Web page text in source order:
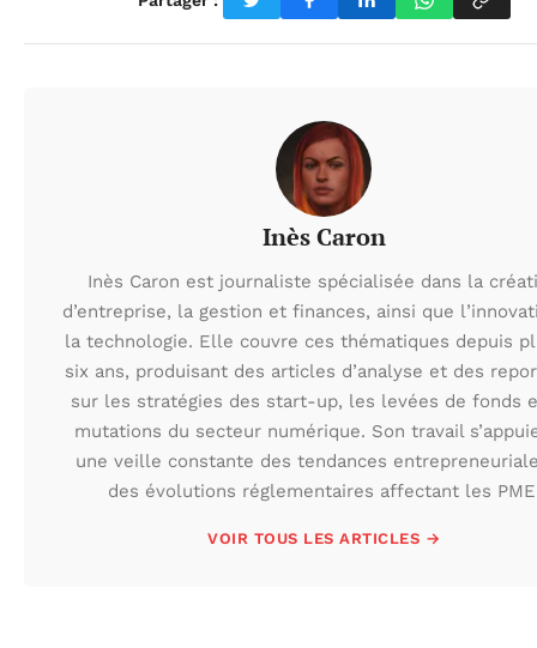
Inès Caron
Inès Caron est journaliste spécialisée dans la
d’entreprise, la gestion et finances, ainsi que
la technologie. Elle couvre ces thématiques depuis
six ans, produisant des articles d’analyse et des
sur les stratégies des start-up, les levées de fonds
mutations du secteur numérique. Son travail
une veille constante des tendances
des évolutions réglementaires affectant les
VOIR TOUS LES ARTICLES →